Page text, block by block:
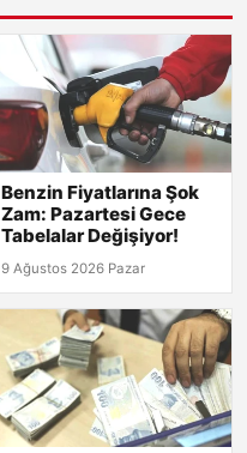
Benzin Fiyatlarına Şok
Zam: Pazartesi Gece
Tabelalar Değişiyor!
9 Ağustos 2026 Pazar